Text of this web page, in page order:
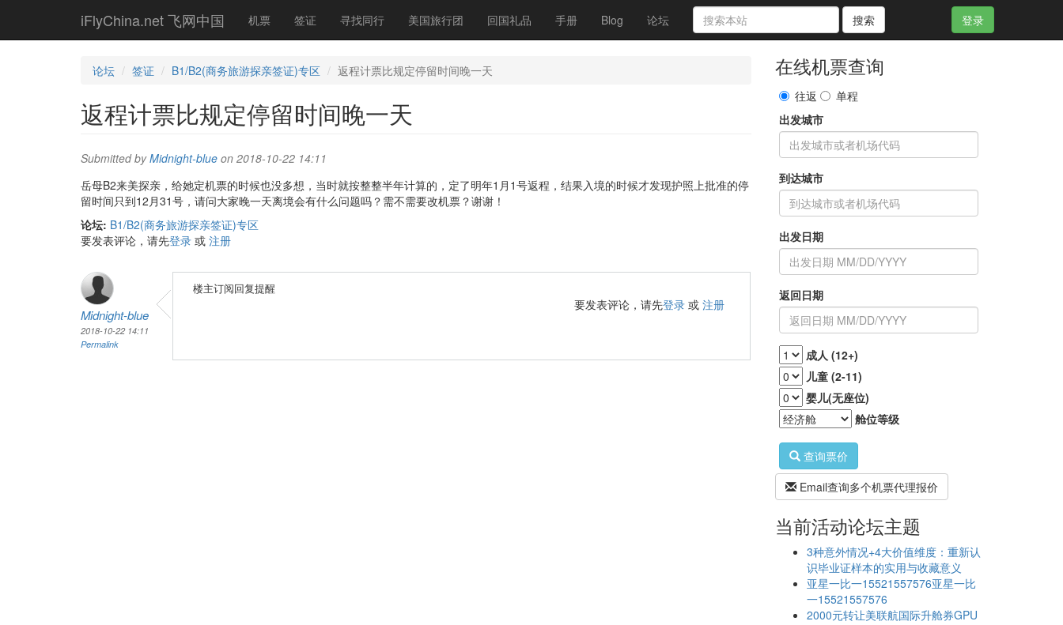
main
iFlyChina.net 飞网中国 机票 签证 寻找同行 美国旅行团 回国礼品 手册 Blog 论坛 搜索 登录
论坛 签证 B1/B2(商务旅游探亲签证)专区 返程计票比规定停留时间晚一天
返程计票比规定停留时间晚一天
Submitted byMidnight-blue on 2018-10-22 14:11
岳母B2来美探亲，给她定机票的时候也没多想，当时就按整整半年计算的，定了明年1月1号返程，结果入境的时候才发现护照上批准的停
留时间只到12月31号，请问大家晚一天离境会有什么问题吗？需不需要改机票？谢谢！
论坛: B1/B2(商务旅游探亲签证)专区
要发表评论，请先登录 或 注册
Midnight-blue
2018-10-22 14:11
Permalink
楼主订阅回复提醒
要发表评论，请先登录 或 注册
在线机票查询
往返
单程
出发城市
到达城市
出发日期
返回日期
成人 (12+)
儿童 (2-11)
婴儿(无座位)
舱位等级
查询票价
Email查询多个机票代理报价
当前活动论坛主题
3种意外情况+4大价值维度：重新认
识毕业证样本的实用与收藏意义
亚星一比一15521557576亚星一比
一15521557576
2000元转让美联航国际升舱券GPU